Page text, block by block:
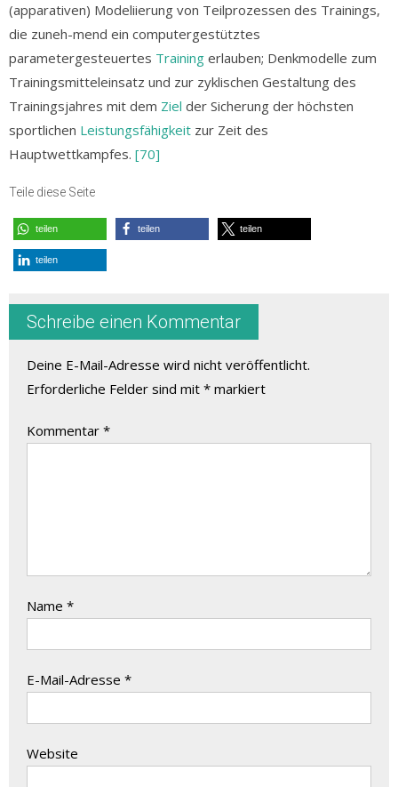
(apparativen) Modeliierung von Teilprozessen des Trainings,
die zuneh-mend ein computergestütztes
parametergesteuertes Training erlauben; Denkmodelle zum
Trainingsmitteleinsatz und zur zyklischen Gestaltung des
Trainingsjahres mit dem Ziel der Sicherung der höchsten
sportlichen Leistungsfähigkeit zur Zeit des
Hauptwettkampfes. [70]
Teile diese Seite
teilen teilen teilen
teilen
Schreibe einen Kommentar
Deine E-Mail-Adresse wird nicht veröffentlicht.
Erforderliche Felder sind mit * markiert
Kommentar *
Name *
E-Mail-Adresse *
Website